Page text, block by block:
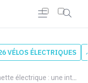
VÉLOS ÉLECTRIQUES
: une interdiction aux mineurs bientôt généralisée ?